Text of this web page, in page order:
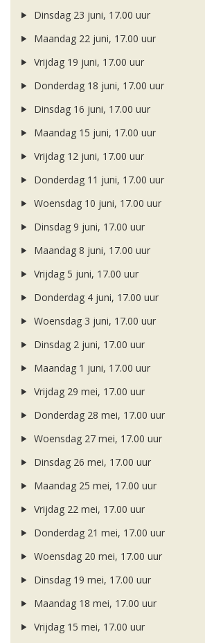
Dinsdag 23 juni, 17.00 uur
Maandag 22 juni, 17.00 uur
Vrijdag 19 juni, 17.00 uur
Donderdag 18 juni, 17.00 uur
Dinsdag 16 juni, 17.00 uur
Maandag 15 juni, 17.00 uur
Vrijdag 12 juni, 17.00 uur
Donderdag 11 juni, 17.00 uur
Woensdag 10 juni, 17.00 uur
Dinsdag 9 juni, 17.00 uur
Maandag 8 juni, 17.00 uur
Vrijdag 5 juni, 17.00 uur
Donderdag 4 juni, 17.00 uur
Woensdag 3 juni, 17.00 uur
Dinsdag 2 juni, 17.00 uur
Maandag 1 juni, 17.00 uur
Vrijdag 29 mei, 17.00 uur
Donderdag 28 mei, 17.00 uur
Woensdag 27 mei, 17.00 uur
Dinsdag 26 mei, 17.00 uur
Maandag 25 mei, 17.00 uur
Vrijdag 22 mei, 17.00 uur
Donderdag 21 mei, 17.00 uur
Woensdag 20 mei, 17.00 uur
Dinsdag 19 mei, 17.00 uur
Maandag 18 mei, 17.00 uur
Vrijdag 15 mei, 17.00 uur